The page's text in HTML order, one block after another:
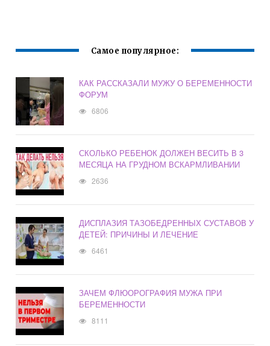
Самое популярное:
КАК РАССКАЗАЛИ МУЖУ О БЕРЕМЕННОСТИ
ФОРУМ
6806
СКОЛЬКО РЕБЕНОК ДОЛЖЕН ВЕСИТЬ В 3
МЕСЯЦА НА ГРУДНОМ ВСКАРМЛИВАНИИ
2636
ДИСПЛАЗИЯ ТАЗОБЕДРЕННЫХ СУСТАВОВ У
ДЕТЕЙ: ПРИЧИНЫ И ЛЕЧЕНИЕ
6461
ЗАЧЕМ ФЛЮОРОГРАФИЯ МУЖА ПРИ
БЕРЕМЕННОСТИ
8111